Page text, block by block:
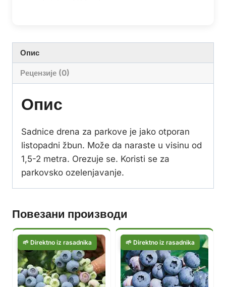
Опис
Рецензије (0)
Опис
Sadnice drena za parkove je jako otporan
listopadni žbun. Može da naraste u visinu od
1,5-2 metra. Orezuje se. Koristi se za
parkovsko ozelenjavanje.
Повезани производи